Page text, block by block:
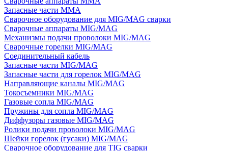
Запасные части MMA
Сварочное оборудование для MIG/MAG сварки
Сварочные аппараты MIG/MAG
Механизмы подачи проволоки MIG/MAG
Сварочные горелки MIG/MAG
Соединительный кабель
Запасные части MIG/MAG
Запасные части для горелок MIG/MAG
Направляющие каналы MIG/MAG
Токосъемники MIG/MAG
Газовые сопла MIG/MAG
Пружины для сопла MIG/MAG
Диффузоры газовые MIG/MAG
Ролики подачи проволоки MIG/MAG
Шейки горелок (гусаки) MIG/MAG
Сварочное оборудование для TIG сварки